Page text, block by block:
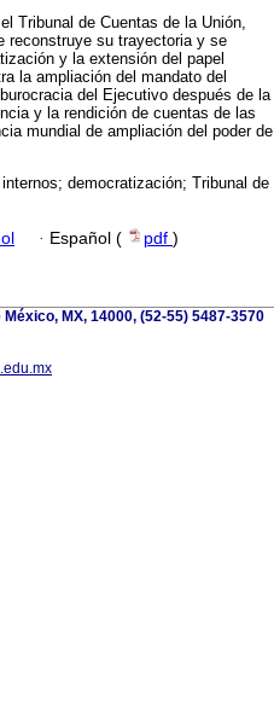
Tribunal de Cuentas de la Unión,
reconstruye su trayectoria y se
y la extensión del papel
la ampliación del mandato del
del Ejecutivo después de la
y la rendición de cuentas de las
mundial de ampliación del poder de
democratización; Tribunal de
· Español ( pdf )
MX, 14000, (52-55) 5487-3570